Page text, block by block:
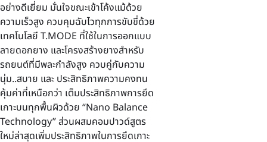
อย่างดีเยี่ยม มั่นใจขณะเข้าโค้งแม้ด้วย
ความเร็วสูง ควบคุมฉับไวทุกการขับขี่ด้วย
เทคโนโลยี T.MODE ที่ใช้ในการออกแบบ
ลายดอกยาง และโครงสร้างยางสำหรับ
รถยนต์ที่มีพละกำลังสูง ควบคู่กับความ
นุ่ม..สบาย และ ประสิทธิภาพความคงทน
คุ้มค่าที่เหนือกว่า เต็มประสิทธิภาพการยึด
เกาะบนทุกพื้นผิวด้วย “Nano Balance
Technology” ส่วนผสมคอมปาวด์สูตร
ใหม่ล่าสุดเพิ่มประสิทธิภาพในการยึดเกาะ